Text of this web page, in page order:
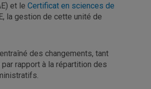
et le Certificat en sciences de
la gestion de cette unité de
des changements, tant
rapport à la répartition des